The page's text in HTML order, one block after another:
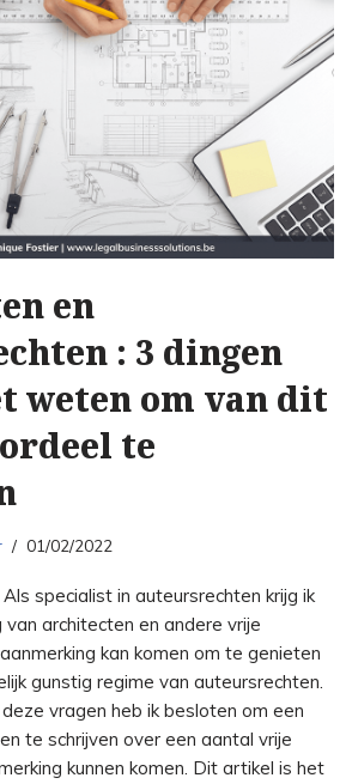
en
: 3 dingen
weten om van dit
te
01/02/2022
specialist in auteursrechten krijg ik
architecten en andere vrije
kan komen om te genieten
gunstig regime van auteursrechten.
vragen heb ik besloten om een
te schrijven over een aantal vrije
kunnen komen. Dit artikel is het